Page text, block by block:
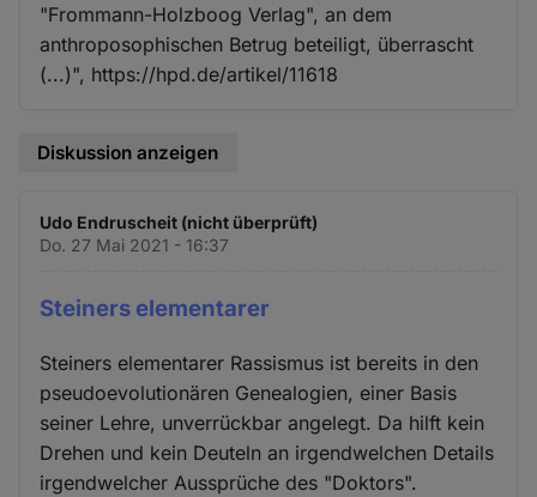
"Frommann-Holzboog Verlag", an dem
anthroposophischen Betrug beteiligt, überrascht
(...)", https://hpd.de/artikel/11618
Diskussion anzeigen
Udo Endruscheit (nicht überprüft)
Do. 27 Mai 2021 - 16:37
Steiners elementarer
Steiners elementarer Rassismus ist bereits in den
pseudoevolutionären Genealogien, einer Basis
seiner Lehre, unverrückbar angelegt. Da hilft kein
Drehen und kein Deuteln an irgendwelchen Details
irgendwelcher Aussprüche des "Doktors".